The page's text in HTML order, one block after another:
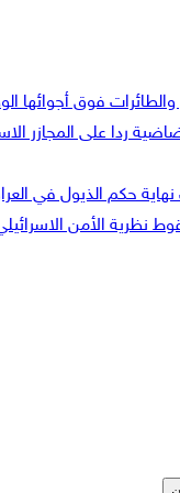
فوق أجوائها
ردا على المجازر
حكم الذيول في
الأمن